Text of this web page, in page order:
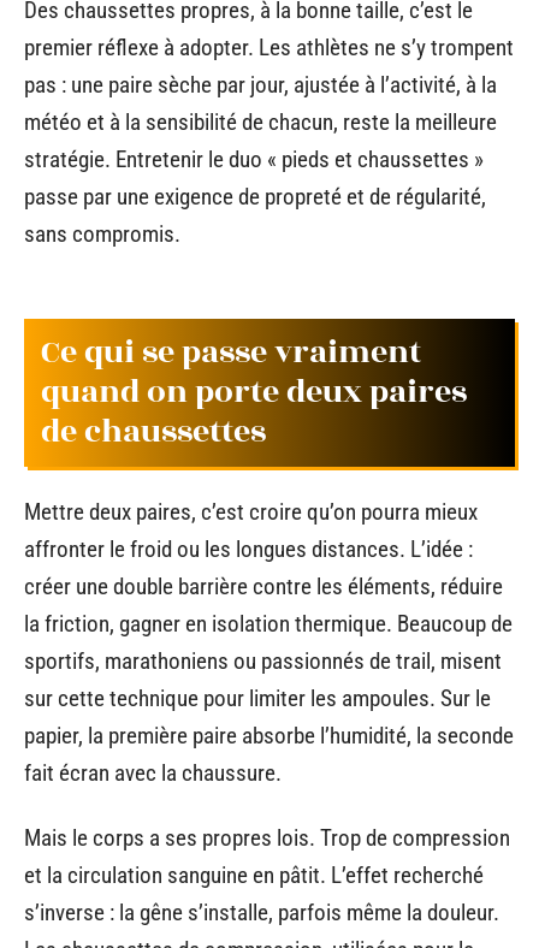
Des chaussettes propres, à la bonne taille, c’est le
premier réflexe à adopter. Les athlètes ne s’y trompent
pas : une paire sèche par jour, ajustée à l’activité, à la
météo et à la sensibilité de chacun, reste la meilleure
stratégie. Entretenir le duo « pieds et chaussettes »
passe par une exigence de propreté et de régularité,
sans compromis.
Ce qui se passe vraiment
quand on porte deux paires
de chaussettes
Mettre deux paires, c’est croire qu’on pourra mieux
affronter le froid ou les longues distances. L’idée :
créer une double barrière contre les éléments, réduire
la friction, gagner en isolation thermique. Beaucoup de
sportifs, marathoniens ou passionnés de trail, misent
sur cette technique pour limiter les ampoules. Sur le
papier, la première paire absorbe l’humidité, la seconde
fait écran avec la chaussure.
Mais le corps a ses propres lois. Trop de compression
et la circulation sanguine en pâtit. L’effet recherché
s’inverse : la gêne s’installe, parfois même la douleur.